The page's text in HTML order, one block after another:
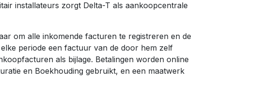
installateurs zorgt Delta-T als aankoopcentrale
om alle inkomende facturen te registreren en de
periode een factuur van de door hem zelf
als bijlage. Betalingen worden online
en Boekhouding gebruikt, en een maatwerk